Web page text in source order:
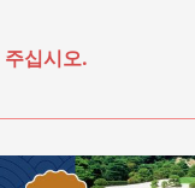
십시오.